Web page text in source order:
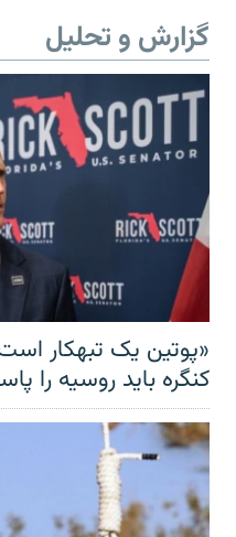
گزارش و تحلیل
«پوتین یک تبهکار
کنگره باید روسیه را